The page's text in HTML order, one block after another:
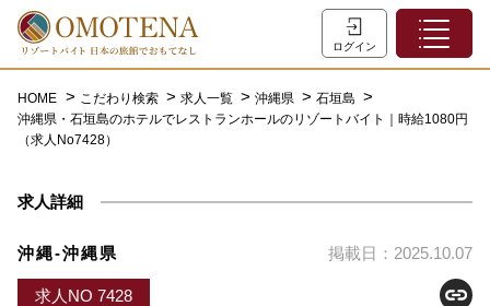
ログイン
ホーム
特集一覧
初めての方へ
お問い合わせ
よくあるご質問
HOME こだわり検索 求人一覧 沖縄県
石垣島
沖縄県・石垣島のホテルでレストランホールのリゾートバイト｜時給1080円
（求人No7428）
求人詳細
沖縄-沖縄県 掲載日：2025.10.07
求人NO 7428